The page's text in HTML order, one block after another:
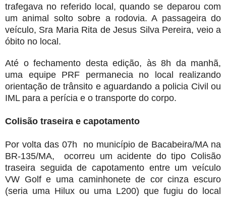
trafegava no referido local, quando se deparou com
um animal solto sobre a rodovia. A passageira do
veículo, Sra Maria Rita de Jesus Silva Pereira, veio a
óbito no local.
Até o fechamento desta edição, às 8h da manhã,
uma equipe PRF permanecia no local realizando
orientação de trânsito e aguardando a policia Civil ou
IML para a perícia e o transporte do corpo.
Colisão traseira e capotamento
Por volta das 07h no município de Bacabeira/MA na
BR-135/MA, ocorreu um acidente do tipo Colisão
traseira seguida de capotamento entre um veículo
VW Golf e uma caminhonete de cor cinza escuro
(seria uma Hilux ou uma L200) que fugiu do local